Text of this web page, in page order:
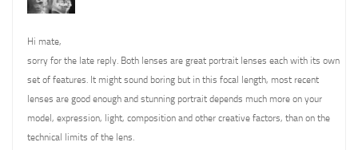
Hi mate,
sorry for the late reply. Both lenses are great portrait lenses each with its own
set of features. It might sound boring but in this focal length, most recent
lenses are good enough and stunning portrait depends much more on your
model, expression, light, composition and other creative factors, than on the
technical limits of the lens.